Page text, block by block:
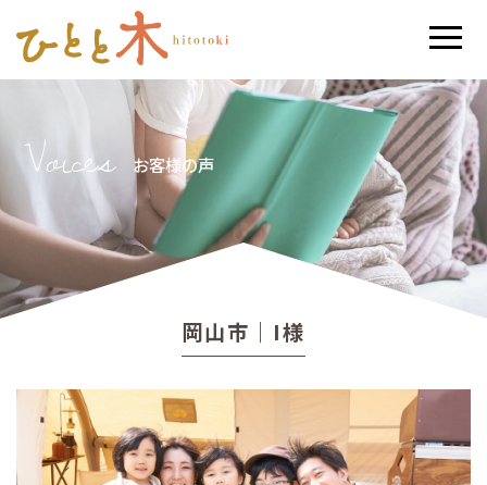
Voices お客様の声
岡山市｜I様